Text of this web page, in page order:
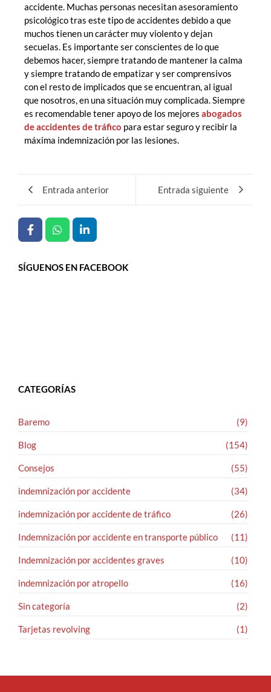
accidente. Muchas personas necesitan asesoramiento
psicológico tras este tipo de accidentes debido a que
muchos tienen un carácter muy violento y dejan
secuelas. Es importante ser conscientes de lo que
debemos hacer, siempre tratando de mantener la calma
y siempre tratando de empatizar y ser comprensivos
con el resto de implicados que se encuentran, al igual
que nosotros, en una situación muy complicada. Siempre
es recomendable tener apoyo de los mejores abogados
de accidentes de tráfico para estar seguro y recibir la
máxima indemnización por las lesiones.
Entrada anterior Entrada siguiente
SÍGUENOS EN FACEBOOK
CATEGORÍAS
Baremo (9)
Blog (154)
Consejos (55)
indemnización por accidente (34)
indemnización por accidente de tráfico (26)
Indemnización por accidente en transporte público (11)
Indemnización por accidentes graves (10)
indemnización por atropello (16)
Sin categoría (2)
Tarjetas revolving (1)